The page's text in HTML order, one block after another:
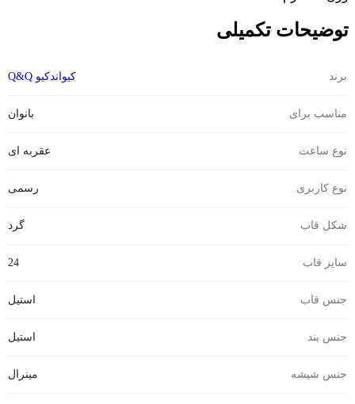
توضیحات تکمیلی
برند کیواندکیو Q&Q
مناسب برای بانوان
نوع ساعت عقربه ای
نوع کاربری رسمی
شکل قاب گرد
سایز قاب 24
جنس قاب استیل
جنس بند استیل
جنس شیشه مینرال